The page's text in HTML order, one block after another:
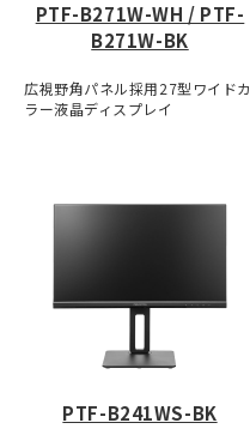
PTF-B271W-WH / PTF-
B271W-BK
広視野角パネル採用27型ワイドカ
ラー液晶ディスプレイ
PTF-B241WS-BK